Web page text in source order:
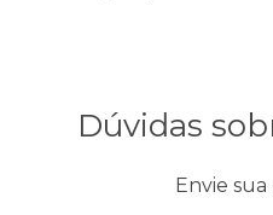
Dúvidas
Envie